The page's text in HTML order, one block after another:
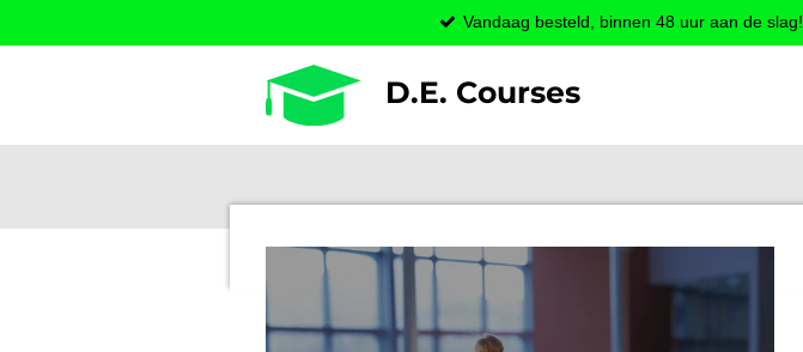
direct
Vandaag besteld, binnen 48 uur aan de slag!
D.E. Courses